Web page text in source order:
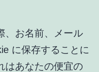
、お名前、メール
に保存することに
はあなたの便宜の